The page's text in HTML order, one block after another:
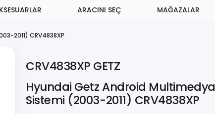
ARACINI SEÇ MAĞAZALAR
2011) CRV4838XP
CRV4838XP GETZ
Hyundai Getz Android Multimedya
Sistemi (2003-2011) CRV4838XP